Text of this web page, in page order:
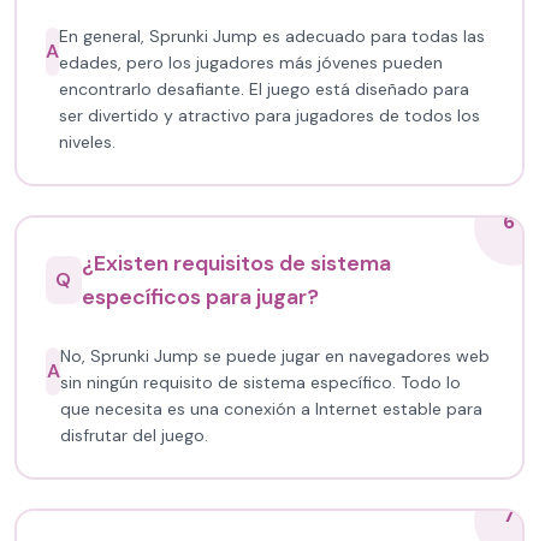
A
En general, Sprunki Jump es adecuado para todas las
edades, pero los jugadores más jóvenes pueden
encontrarlo desafiante. El juego está diseñado para
ser divertido y atractivo para jugadores de todos los
niveles.
6
Q
¿Existen requisitos de sistema
específicos para jugar?
A
No, Sprunki Jump se puede jugar en navegadores web
sin ningún requisito de sistema específico. Todo lo
que necesita es una conexión a Internet estable para
disfrutar del juego.
7